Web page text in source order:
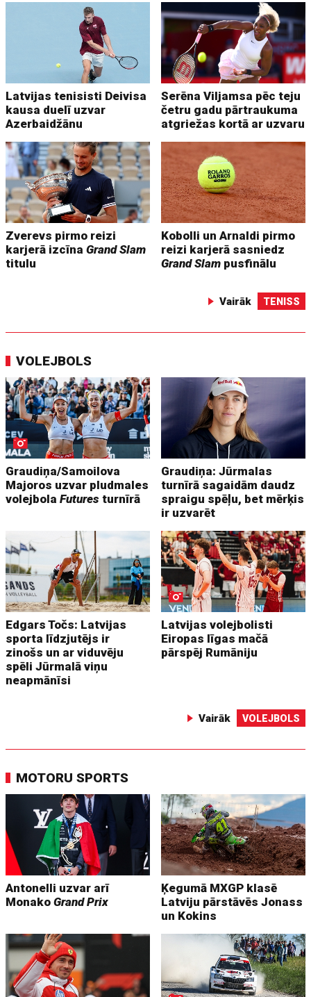
Latvijas tenisisti Deivisa
kausa duelī uzvar
Azerbaidžānu
Serēna Viljamsa pēc teju
četru gadu pārtraukuma
atgriežas kortā ar uzvaru
Zverevs pirmo reizi
karjerā izcīnaGrand Slam
titulu
Kobolli un Arnaldi pirmo
reizi karjerā sasniedz
Grand Slam pusfinālu
Vairāk TENISS
VOLEJBOLS
Graudiņa/Samoilova
Majoros uzvar pludmales
volejbolaFutures turnīrā
Graudiņa: Jūrmalas
turnīrā sagaidām daudz
spraigu spēļu, bet mērķis
ir uzvarēt
Edgars Točs: Latvijas
sporta līdzjutējs ir
zinošs un ar viduvēju
spēli Jūrmalā viņu
neapmānīsi
Latvijas volejbolisti
Eiropas līgas mačā
pārspēj Rumāniju
Vairāk VOLEJBOLS
MOTORU SPORTS
Antonelli uzvar arī
MonakoGrand Prix
Ķegumā MXGP klasē
Latviju pārstāvēs Jonass
un Kokins